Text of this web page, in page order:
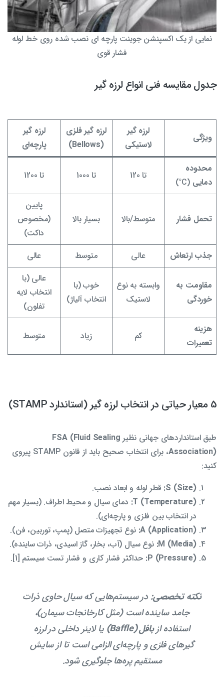
نمایی از یک اکسپنشن جوینت پارچه ای نصب شده روی خط لوله
فشار قوی
جدول مقایسه فنی انواع لرزه گیر
ویژگی
لرزه گیر
لاستیکی
لرزه گیر فلزی
(Bellows)
لرزه گیر
پارچه‌ای
محدوده
دمایی (C°)
تا 120 تا 1000 تا 1200
تحمل فشار متوسط/بالا بسیار بالا
پایین
(مخصوص
داکت)
جذب ارتعاش
عالی متوسط عالی
مقاومت به
خوردگی
وابسته به نوع
لاستیک
خوب (با
انتخاب آلیاژ)
عالی (با
انتخاب لایه
تفلون)
هزینه
تعمیرات
کم زیاد متوسط
5 معیار حیاتی در انتخاب لرزه گیر (استاندارد STAMP)
طبق استانداردهای جهانی نظیر FSA (Fluid Sealing
Association)
، برای انتخاب صحیح باید از قانون STAMP پیروی
کنید:
S (Size): قطر لوله و ابعاد نصب.
T (Temperature): دمای سیال و محیط اطراف. (بسیار مهم
در انتخاب بین فلزی و پارچه‌ای).
A (Application): نوع تجهیزات متصل (پمپ، توربین، فن).
M (Media): نوع سیال (آب، بخار، گاز اسیدی، ذرات ساینده).
P (Pressure): حداکثر فشار کاری و فشار تست سیستم [1].
نکته تخصصی: در سیستم‌هایی که سیال حاوی ذرات
جامد ساینده است (مثل کارخانجات سیمان)،
استفاده ازبافل (Baffle)
یا لاینر داخلی در لرزه
گیرهای فلزی و پارچه‌ای الزامی است تا از سایش
مستقیم پره‌ها جلوگیری شود.